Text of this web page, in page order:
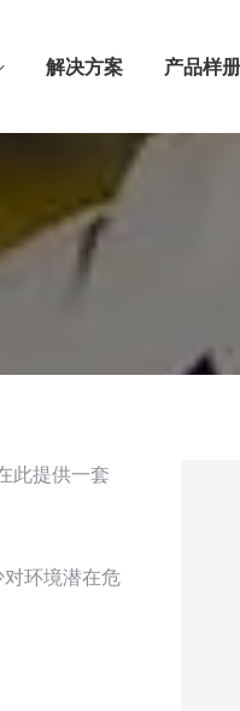
解决方案 产品样册
此提供一套
环境潜在危